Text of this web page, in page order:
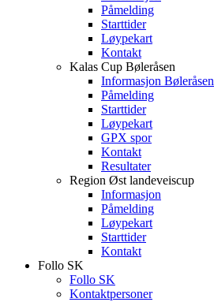
Påmelding
Starttider
Løypekart
Kontakt
Kalas Cup Bøleråsen
Informasjon Bøleråsen
Påmelding
Starttider
Løypekart
GPX spor
Kontakt
Resultater
Region Øst landeveiscup
Informasjon
Påmelding
Løypekart
Starttider
Kontakt
Follo SK
Follo SK
Kontaktpersoner